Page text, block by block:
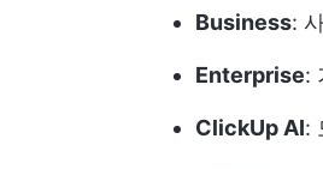
Business:
Enterprise:
ClickUp AI: